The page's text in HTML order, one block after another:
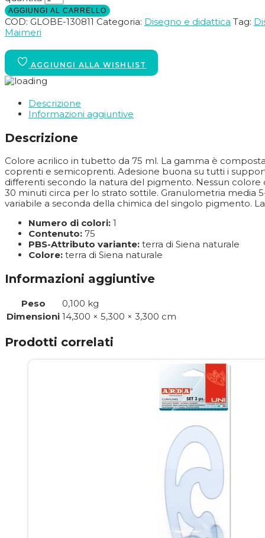
AGGIUNGI AL CARRELLO
COD: GLOBE-130811 Categoria: Disegno e didattica Tag:
Maimeri
Descrizione
Informazioni aggiuntive
Descrizione
Colore acrilico in tubetto da 75 ml. La gamma è
coprenti e semicoprenti. Adesione buona su tutti i
differenti secondo la natura del pigmento. Nessun colore
30 minuti circa per lo strato sottile. Granulometria media
variabile a seconda della chimica del singolo pigmento.
Numero di colori: 1
Contenuto: 75
PBS-Attributo variante: terra di Siena naturale
Colore: terra di Siena naturale
Informazioni aggiuntive
Peso
0,100 kg
Dimensioni 14,300 × 5,300 × 3,300 cm
Prodotti correlati